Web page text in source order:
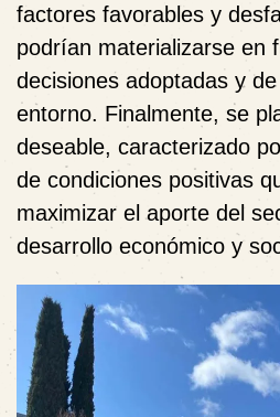
factores favorables y
podrían materializarse en
decisiones adoptadas y
entorno. Finalmente, se
deseable, caracterizado
de condiciones positivas
maximizar el aporte del
desarrollo económico y